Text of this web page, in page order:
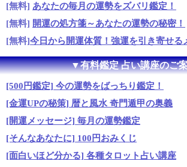
[無料] あなたの毎月の運勢をズバリ鑑定！
[無料] 開運の処方箋～あなたの運勢の秘密！
[無料]今日から開運体質！強運を引き寄せる
▼有料鑑定 占い講座のご
[500円鑑定] 今の運勢をばっちり鑑定！
[金運UPの秘策] 暦と風水 奇門遁甲の奥義
[開運メッセージ] 毎月の運勢鑑定
[そんなあなたに] 100円おみくじ
[面白いほど分かる] 各種タロット占い講座